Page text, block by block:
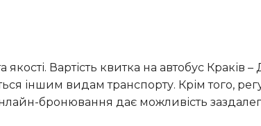
іншим видам транспорту. Крім того,
бронювання дає можливість